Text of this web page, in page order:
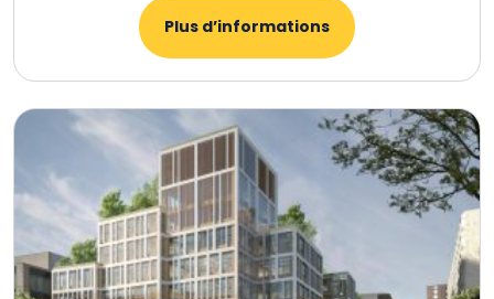
Plus d’informations